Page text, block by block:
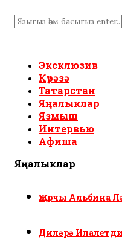
Эксклюзив
Күрәзә
Татарстан
Яңалыклар
Язмыш
Интервью
Афиша
Яңалыклар
Җырчы Альбина
Диләрә